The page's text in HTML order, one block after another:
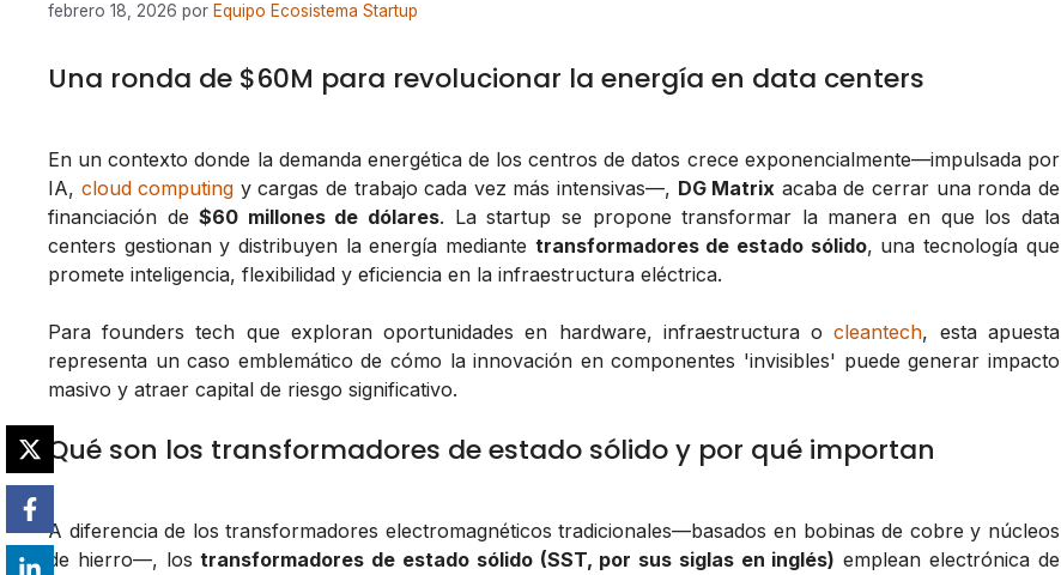
febrero 18, 2026 por Equipo Ecosistema Startup
Una ronda de $60M para revolucionar la energía en data centers
En un contexto donde la demanda energética de los centros de datos crece exponencialmente—impulsada por
IA, cloud computing y cargas de trabajo cada vez más intensivas—, DG Matrix acaba de cerrar una ronda de
financiación de$60 millones de dólares. La startup se propone transformar la manera en que los data
centers gestionan y distribuyen la energía mediante transformadores de estado sólido, una tecnología que
promete inteligencia, flexibilidad y eficiencia en la infraestructura eléctrica.
Para founders tech que exploran oportunidades en hardware, infraestructura ocleantech, esta apuesta
representa un caso emblemático de cómo la innovación en componentes 'invisibles' puede generar impacto
masivo y atraer capital de riesgo significativo.
Qué son los transformadores de estado sólido y por qué importan
A diferencia de los transformadores electromagnéticos tradicionales—basados en bobinas de cobre y núcleos
de hierro—, lostransformadores de estado sólido (SST, por sus siglas en inglés) emplean electrónica de